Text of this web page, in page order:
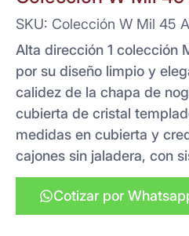
SKU: Colección W Mil 45
Alta dirección 1 colección
por su diseño limpio y
calidez de la chapa de
cubierta de cristal
medidas en cubierta y
cajones sin jaladera, con
Cotizar por